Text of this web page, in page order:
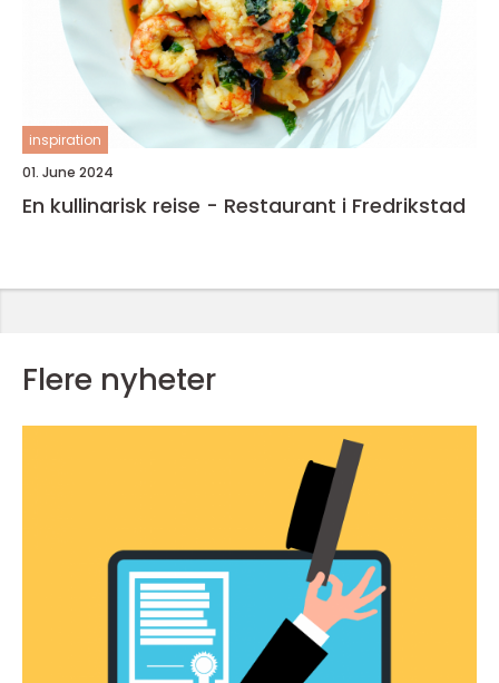
inspiration
01. June 2024
En kullinarisk reise - Restaurant i Fredrikstad
Flere nyheter